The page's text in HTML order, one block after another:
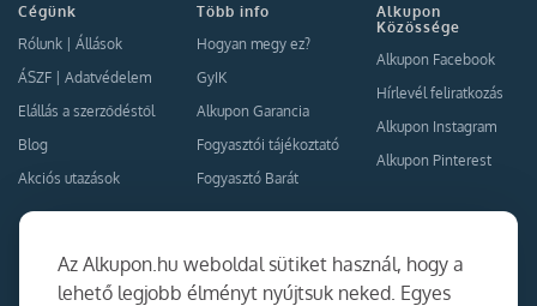
Az Alkupon.hu weboldal sütiket használ, hogy a
lehető legjobb élményt nyújtsuk neked. Egyes
Cégünk
Rólunk
Állások
ÁSZF
Adatvédelem
Elállás a szerződéstől
Blog
Akciós utazások
Több info
Hogyan megy ez?
GyIK
Alkupon Garancia
Fogyasztói tájékoztató
Fogyasztó Barát
Alkupon
Közössége
Alkupon Facebook
Hírlevél feliratkozás
Alkupon Instagram
Alkupon Pinterest
Együttműködés
Kapcsolat